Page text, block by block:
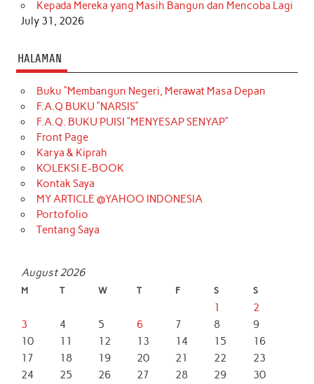
Kepada Mereka yang Masih Bangun dan Mencoba Lagi
July 31, 2026
HALAMAN
Buku “Membangun Negeri, Merawat Masa Depan
F.A.Q BUKU “NARSIS”
F.A.Q. BUKU PUISI “MENYESAP SENYAP”
Front Page
Karya & Kiprah
KOLEKSI E-BOOK
Kontak Saya
MY ARTICLE @YAHOO INDONESIA
Portofolio
Tentang Saya
August 2026
M T W T F S S
1
2
3
4 5 6 7 8
9
10
11 12 13 14 15
16
17
18 19 20 21 22
23
24
25 26 27 28 29
30